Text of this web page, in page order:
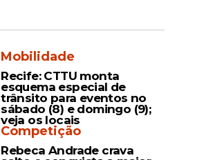
Mobilidade
Recife: CTTU monta
esquema especial de
trânsito para eventos no
sábado (8) e domingo (9);
veja os locais
Competição
Rebeca Andrade crava